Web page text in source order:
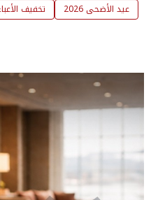
عيد الأضحى 2026
تخفيف